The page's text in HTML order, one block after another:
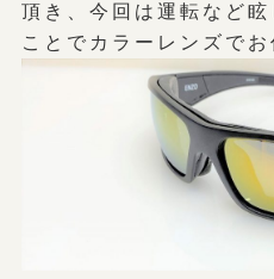
頂き、今回は運転など
ことでカラーレンズでお